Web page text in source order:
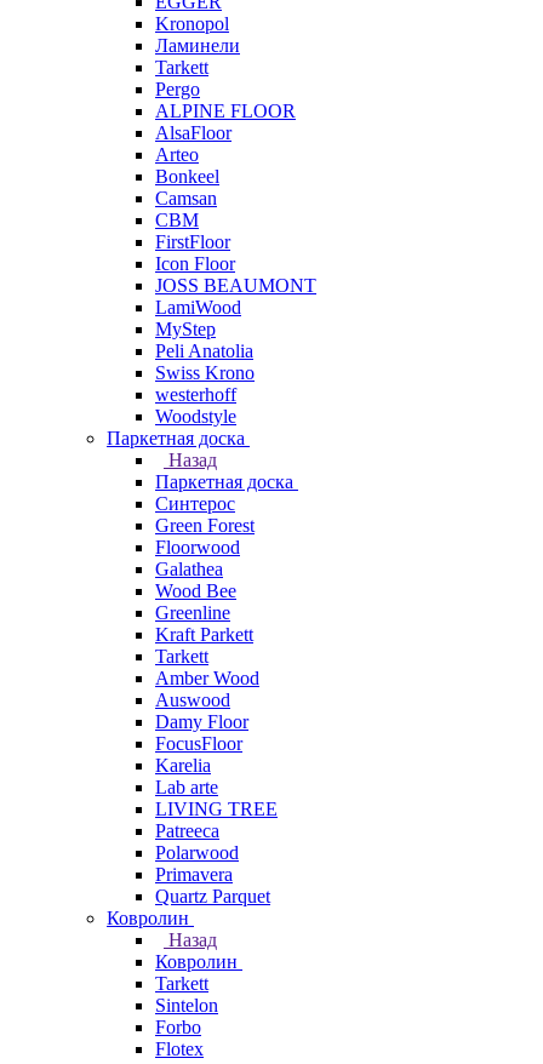
Kronopol
Ламинели
Tarkett
Pergo
ALPINE FLOOR
AlsaFloor
Arteo
Bonkeel
Camsan
CBM
FirstFloor
Icon Floor
JOSS BEAUMONT
LamiWood
MyStep
Peli Anatolia
Swiss Krono
westerhoff
Woodstyle
Паркетная доска
Назад
Паркетная доска
Синтерос
Green Forest
Floorwood
Galathea
Wood Bee
Greenline
Kraft Parkett
Tarkett
Amber Wood
Auswood
Damy Floor
FocusFloor
Karelia
Lab arte
LIVING TREE
Patreeca
Polarwood
Primavera
Quartz Parquet
Ковролин
Назад
Ковролин
Tarkett
Sintelon
Forbo
Flotex